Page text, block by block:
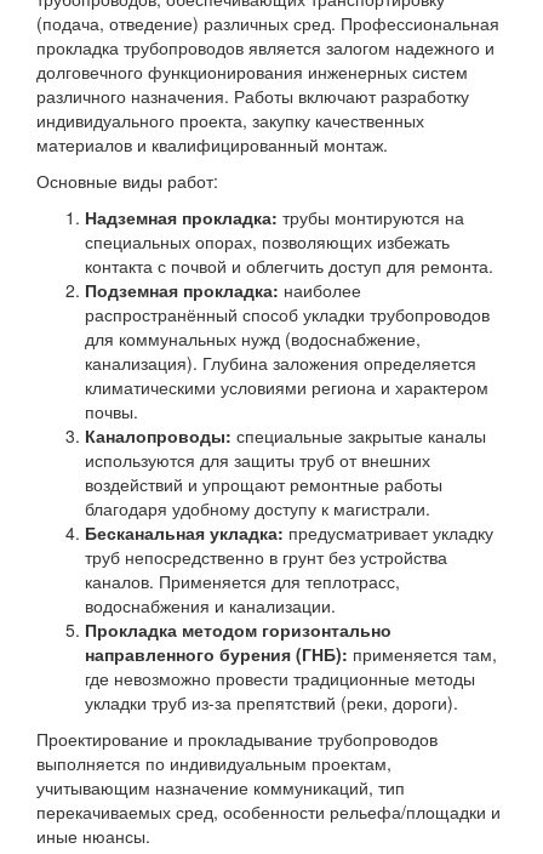
(подача, отведение) различных сред. Профессиональная
прокладка трубопроводов является залогом надежного и
долговечного функционирования инженерных систем
различного назначения. Работы включают разработку
индивидуального проекта, закупку качественных
материалов и квалифицированный монтаж.
Основные виды работ:
Надземная прокладка: трубы монтируются на
специальных опорах, позволяющих избежать
контакта с почвой и облегчить доступ для ремонта.
Подземная прокладка: наиболее
распространённый способ укладки трубопроводов
для коммунальных нужд (водоснабжение,
канализация). Глубина заложения определяется
климатическими условиями региона и характером
почвы.
Каналопроводы: специальные закрытые каналы
используются для защиты труб от внешних
воздействий и упрощают ремонтные работы
благодаря удобному доступу к магистрали.
Бесканальная укладка: предусматривает укладку
труб непосредственно в грунт без устройства
каналов. Применяется для теплотрасс,
водоснабжения и канализации.
Прокладка методом горизонтально
направленного бурения (ГНБ): применяется там,
где невозможно провести традиционные методы
укладки труб из-за препятствий (реки, дороги).
Проектирование и прокладывание трубопроводов
выполняется по индивидуальным проектам,
учитывающим назначение коммуникаций, тип
перекачиваемых сред, особенности рельефа/площадки и
иные нюансы.